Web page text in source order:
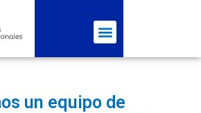
un equipo de